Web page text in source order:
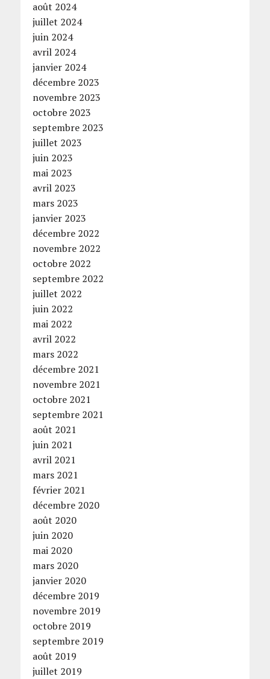
août 2024
juillet 2024
juin 2024
avril 2024
janvier 2024
décembre 2023
novembre 2023
octobre 2023
septembre 2023
juillet 2023
juin 2023
mai 2023
avril 2023
mars 2023
janvier 2023
décembre 2022
novembre 2022
octobre 2022
septembre 2022
juillet 2022
juin 2022
mai 2022
avril 2022
mars 2022
décembre 2021
novembre 2021
octobre 2021
septembre 2021
août 2021
juin 2021
avril 2021
mars 2021
février 2021
décembre 2020
août 2020
juin 2020
mai 2020
mars 2020
janvier 2020
décembre 2019
novembre 2019
octobre 2019
septembre 2019
août 2019
juillet 2019